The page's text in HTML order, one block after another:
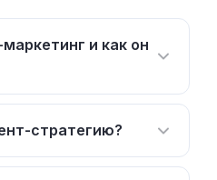
и как он
стратегию?